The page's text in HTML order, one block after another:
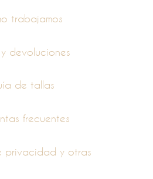
trabajamos
y devoluciones
de tallas
frecuentes
privacidad y otras